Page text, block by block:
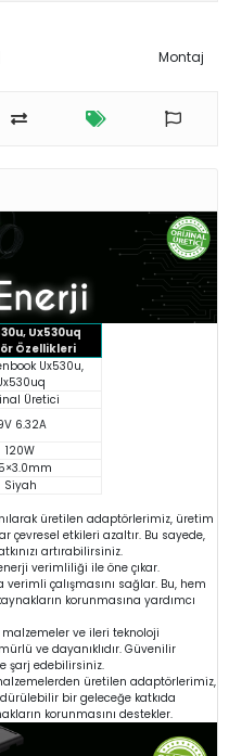
Montaj
Ux530uq
Özellikleri
Ux530u,
Üretici
6.32A
120W
Siyah
üretilen adaptörlerimiz, üretim
çevresel etkileri azaltır. Bu sayede,
artırabilirsiniz.
verimliliği ile öne çıkar.
çalışmasını sağlar. Bu, hem
korunmasına yardımcı
malzemeler ve ileri teknoloji
ve dayanıklıdır. Güvenilir
şarj edebilirsiniz.
üretilen adaptörlerimiz,
bir geleceğe katkıda
korunmasını destekler.